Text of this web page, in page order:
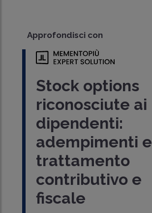
Approfondisci con
Stock options
riconosciute ai
dipendenti:
adempimenti e
trattamento
contributivo e
fiscale